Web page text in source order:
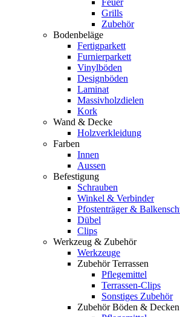
Grills
Zubehör
Bodenbeläge
Fertigparkett
Furnierparkett
Vinylböden
Designböden
Laminat
Massivholzdielen
Kork
Wand & Decke
Holzverkleidung
Farben
Innen
Aussen
Befestigung
Schrauben
Winkel & Verbinder
Pfostenträger &
Dübel
Clips
Werkzeug & Zubehör
Werkzeuge
Zubehör Terrassen
Pflegemittel
Terrassen-Clips
Sonstiges Zubehör
Zubehör Böden & Decken